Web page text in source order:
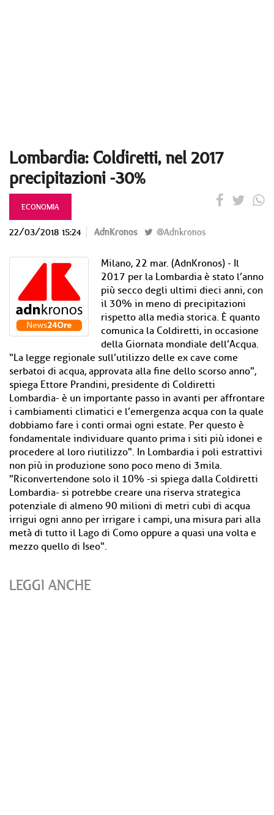
Lombardia: Coldiretti, nel 2017
precipitazioni -30%
ECONOMIA
22/03/2018 15:24 AdnKronos @Adnkronos
Milano, 22 mar. (AdnKronos) - Il
2017 per la Lombardia è stato l’anno
più secco degli ultimi dieci anni, con
il 30% in meno di precipitazioni
rispetto alla media storica. È quanto
comunica la Coldiretti, in occasione
della Giornata mondiale dell’Acqua.
“La legge regionale sull’utilizzo delle ex cave come
serbatoi di acqua, approvata alla fine dello scorso anno",
spiega Ettore Prandini, presidente di Coldiretti
Lombardia- è un importante passo in avanti per affrontare
i cambiamenti climatici e l’emergenza acqua con la quale
dobbiamo fare i conti ormai ogni estate. Per questo è
fondamentale individuare quanto prima i siti più idonei e
procedere al loro riutilizzo". In Lombardia i poli estrattivi
non più in produzione sono poco meno di 3mila.
"Riconvertendone solo il 10% -si spiega dalla Coldiretti
Lombardia- si potrebbe creare una riserva strategica
potenziale di almeno 90 milioni di metri cubi di acqua
irrigui ogni anno per irrigare i campi, una misura pari alla
metà di tutto il Lago di Como oppure a quasi una volta e
mezzo quello di Iseo".
LEGGI ANCHE